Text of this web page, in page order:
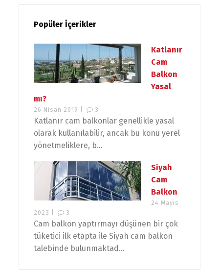
Popüler İçerikler
Katlanır
Cam
Balkon
Yasal
mı?
26 Nisan 2019 | 3
Katlanır cam balkonlar genellikle yasal
olarak kullanılabilir, ancak bu konu yerel
yönetmeliklere, b...
Siyah
Cam
Balkon
24 Mayıs
2023 |
3
Cam balkon yaptırmayı düşünen bir çok
tüketici ilk etapta ile Siyah cam balkon
talebinde bulunmaktad...